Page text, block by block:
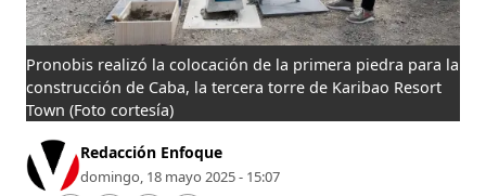
Pronobis realizó la colocación de la primera piedra para la
construcción de Caba, la tercera torre de Karibao Resort
Town(Foto cortesía)
Redacción Enfoque
domingo, 18 mayo 2025 - 15:07